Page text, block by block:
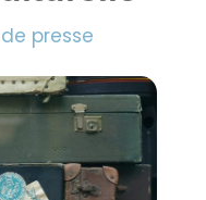
presse